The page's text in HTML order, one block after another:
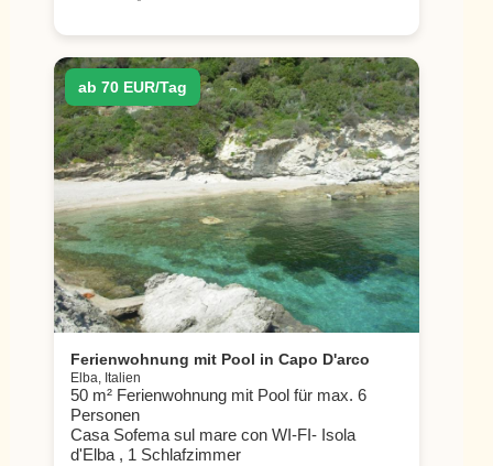
ab 70 EUR/Tag
Ferienwohnung mit Pool in Capo D'arco
Elba, Italien
50 m² Ferienwohnung mit Pool für max. 6
Personen
Casa Sofema sul mare con WI-FI- Isola
d'Elba , 1 Schlafzimmer